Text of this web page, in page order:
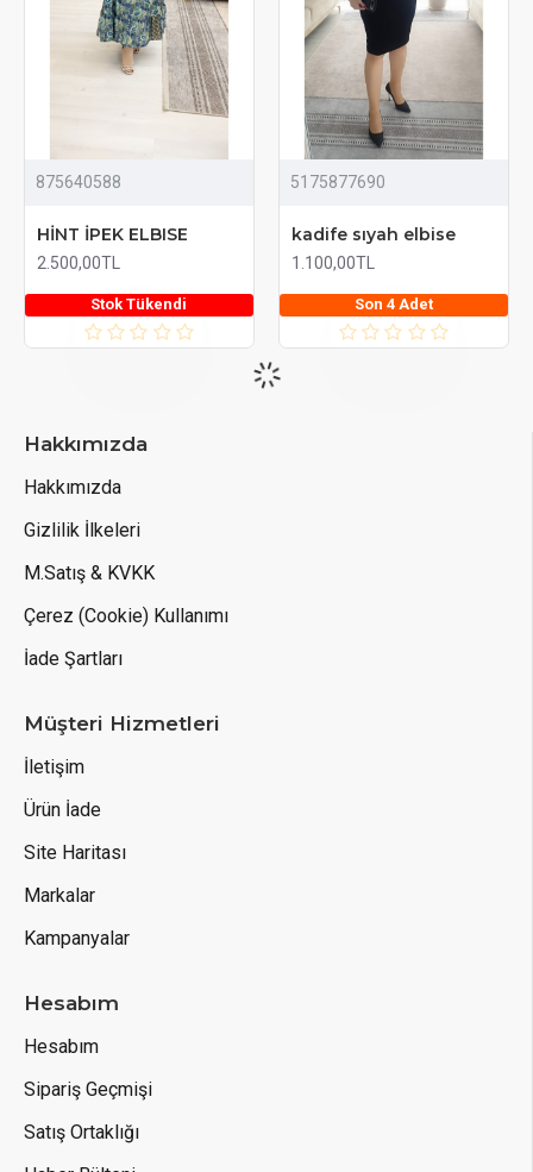
875640588
HİNT İPEK ELBISE
2.500,00TL
Stok Tükendi
5175877690
kadife sıyah elbise
1.100,00TL
Son 4 Adet
2925937587
KAHVE ELBİSE
1.250,00TL